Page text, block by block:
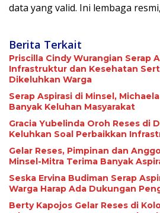
data yang valid. Ini lembaga
Berita Terkait
Priscilla Cindy Wurangian Serap
Infrastruktur dan Kesehatan Serta
Dikeluhkan Warga
Serap Aspirasi di Minsel,
Banyak Keluhan Masyarakat
Gracia Yubelinda Oroh Reses di
Keluhkan Soal Perbaikkan
Gelar Reses, Pimpinan dan
Minsel-Mitra Terima Banyak
Seska Ervina Budiman Serap
Warga Harap Ada Dukungan
Berty Kapojos Gelar Reses di